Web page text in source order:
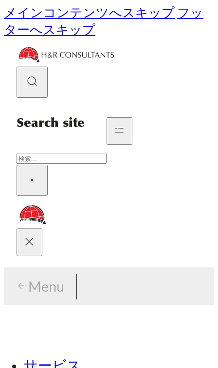
メインコンテンツへスキップ フッ
ターへスキップ
Search site
検
×
Menu
Menu